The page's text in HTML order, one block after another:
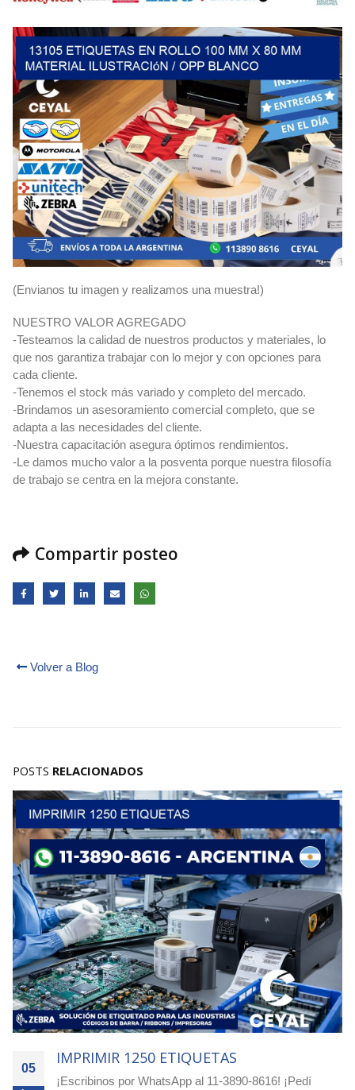
(Envianos tu imagen y realizamos una muestra!)
NUESTRO VALOR AGREGADO
-Testeamos la calidad de nuestros productos y materiales, lo
que nos garantiza trabajar con lo mejor y con opciones para
cada cliente.
-Tenemos el stock más variado y completo del mercado.
-Brindamos un asesoramiento comercial completo, que se
adapta a las necesidades del cliente.
-Nuestra capacitación asegura óptimos rendimientos.
-Le damos mucho valor a la posventa porque nuestra filosofía
de trabajo se centra en la mejora constante.
Compartir posteo
Volver a Blog
POSTS RELACIONADOS
11-3890-8616! ¡Pedí
IMPRIMIR 4000
Agilizá tus pocesos! Cotizá